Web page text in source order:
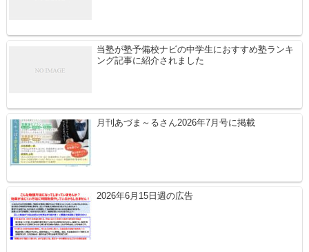
当塾が塾予備校ナビの中学生におすすめ塾ランキ
ング記事に紹介されました
月刊あづま～るさん2026年7月号に掲載
2026年6月15日週の広告